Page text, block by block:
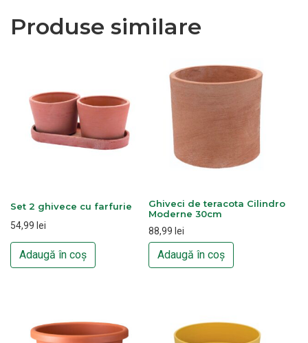
Produse similare
Set 2 ghivece cu farfurie
54,99 lei
Adaugă în coș
Ghiveci de teracota Cilindro
Moderne 30cm
88,99 lei
Adaugă în coș